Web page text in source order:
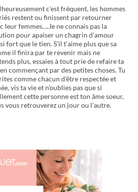
c’est fréquent, les hommes
restent ou finissent par retourner
leur femmes….Je ne connais pas la
pour apaiser un chagrin d’amour
fort que le tien. S’il t’aime plus que sa
il finira par te revenir mais ne
plus, essaies à tout prie de refaire ta
commençant par des petites choses. Tu
comme chacun d’être respectée et
vis ta vie et n’oublies pas que si
cette personne est ton âme soeur,
vous retrouverez un jour ou l’autre.